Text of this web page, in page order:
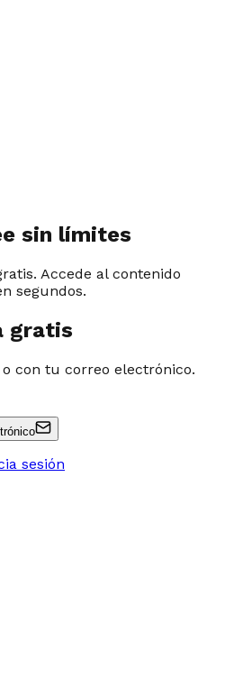
sin límites
Accede al contenido
segundos.
gratis
o con tu correo electrónico.
sesión